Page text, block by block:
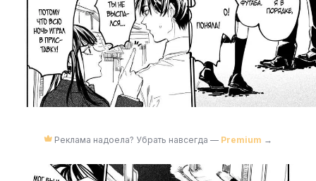
Реклама надоела? Убрать навсегда — Premium →